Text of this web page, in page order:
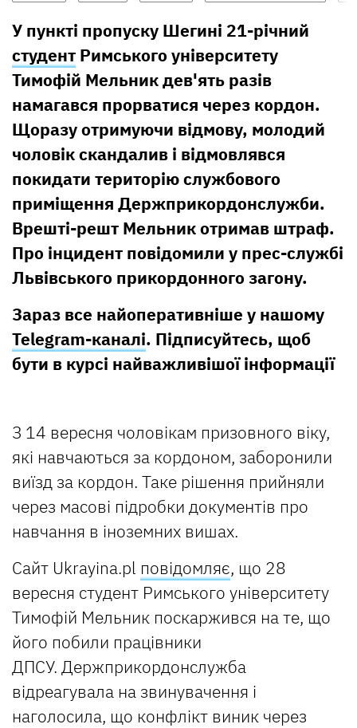
У пункті пропуску Шегині 21-річний
студент Римського університету
Тимофій Мельник дев'ять разів
намагався прорватися через кордон.
Щоразу отримуючи відмову, молодий
чоловік скандалив і відмовлявся
покидати територію службового
приміщення Держприкордонслужби.
Врешті-решт Мельник отримав штраф.
Про інцидент повідомили у прес-службі
Львівського прикордонного загону.
Зараз все найоперативніше у нашому
Telegram-каналі. Підписуйтесь, щоб
бути в курсі найважливішої інформації
З 14 вересня чоловікам призовного віку,
які навчаються за кордоном, заборонили
виїзд за кордон. Таке рішення прийняли
через масові підробки документів про
навчання в іноземних вишах.
Сайт Ukrayina.pl повідомляє, що 28
вересня студент Римського університету
Тимофій Мельник поскаржився на те, що
його побили працівники
ДПСУ. Держприкордонслужба
відреагувала на звинувачення і
наголосила, що конфлікт виник через